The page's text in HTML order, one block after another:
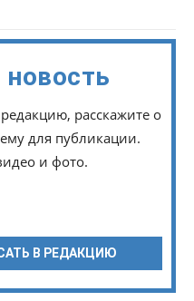
расскажите о
для публикации.
и фото.
В РЕДАКЦИЮ